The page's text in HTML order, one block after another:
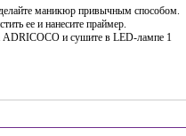
маникюр привычным способом.
ее и нанесите праймер.
ADRICOCO и сушите в LED-лампе 1